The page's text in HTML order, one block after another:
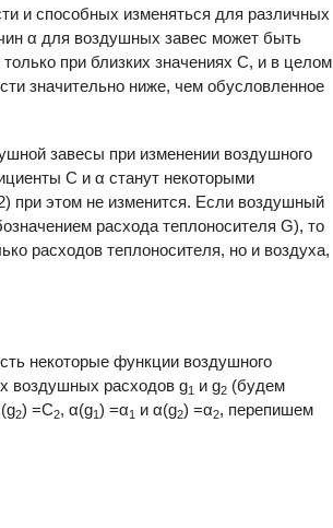
и способных изменяться для различных
α для воздушных завес может быть
при близких значениях С, и в целом
значительно ниже, чем обусловленное
завесы при изменении воздушного
С и α станут некоторыми
при этом не изменится. Если воздушный
расхода теплоносителя G), то
расходов теплоносителя, но и воздуха,
некоторые функции воздушного
воздушных расходов g1 и g2 (будем
2) =C2, α(g1) =α1 и α(g2) =α2, перепишем